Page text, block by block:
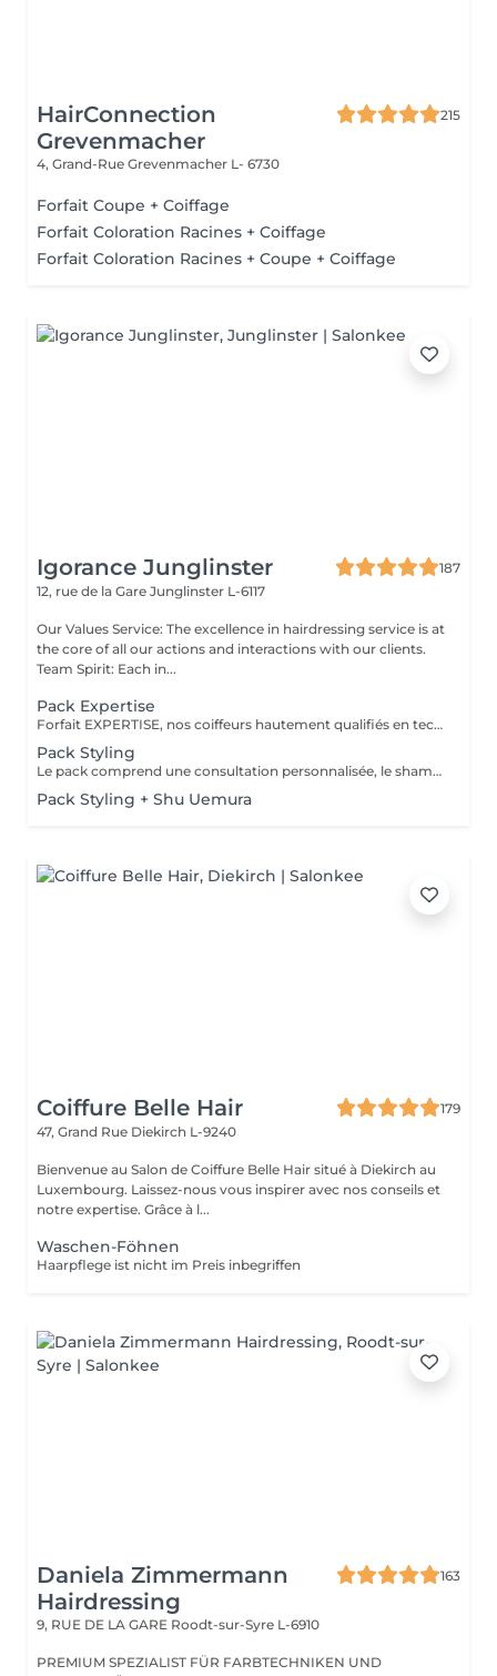
HairConnection
Grevenmacher
215
4, Grand-Rue Grevenmacher L- 6730
Forfait Coupe + Coiffage
Forfait Coloration Racines + Coiffage
Forfait Coloration Racines + Coupe + Coiffage
Igorance Junglinster
187
12, rue de la Gare Junglinster L-6117
Our Values Service: The excellence in hairdressing service is at
the core of all our actions and interactions with our clients.
Team Spirit: Each in...
Pack Expertise
Forfait EXPERTISE, nos coiffeurs hautement qualifiés en technique anglo-saxonne, en formation continu et diplômés d’une académie anglaise à Paris. Vous offre une séance d’une heure avec votre coach en suivi beauté. Ce pack inclus : 1 h de prestation Un diagnostique personnalisé Shampoing spécifique Haircare Conditioner spécifique Produit de coiffage Coupe Styling Produit de finition
Pack Styling
Le pack comprend une consultation personnalisée, le shampooing et le conditionneur spécifiques REDKEN , le séchage et les produits de styling REDKEN * Tarifs à titre indicatifs à confirmer après la consultation personnalisée établit auprès de votre coiffeur/stylist/spécialiste * La direction se réserve le droit d’apporter des modifications pour le bon fonctionnement du salon
Pack Styling + Shu Uemura
Coiffure Belle Hair
179
47, Grand Rue Diekirch L-9240
Bienvenue au Salon de Coiffure Belle Hair situé à Diekirch au
Luxembourg. Laissez-nous vous inspirer avec nos conseils et
notre expertise. Grâce à l...
Waschen-Föhnen
Haarpflege ist nicht im Preis inbegriffen
Daniela Zimmermann
Hairdressing
163
9, RUE DE LA GARE Roodt-sur-Syre L-6910
PREMIUM SPEZIALIST FÜR FARBTECHNIKEN UND